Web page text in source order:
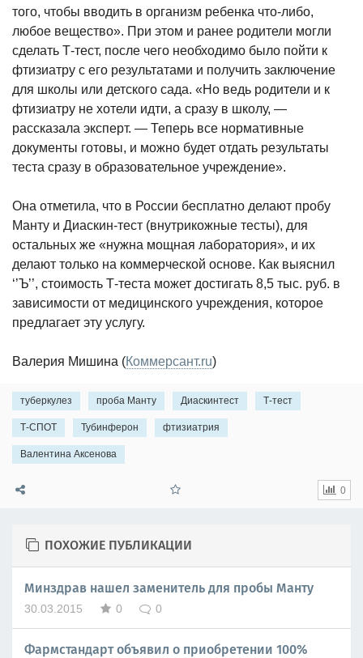
того, чтобы вводить в организм ребенка что-либо,
любое вещество». При этом и ранее родители могли
сделать Т-тест, после чего необходимо было пойти к
фтизиатру с его результатами и получить заключение
для школы или детского сада. «Но ведь родители и к
фтизиатру не хотели идти, а сразу в школу, —
рассказала эксперт. — Теперь все нормативные
документы готовы, и можно будет отдать результаты
теста сразу в образовательное учреждение».
Она отметила, что в России бесплатно делают пробу
Манту и Диаскин-тест (внутрикожные тесты), для
остальных же «нужна мощная лаборатория», и их
делают только на коммерческой основе. Как выяснил
‘’Ъ’’, стоимость Т-теста может достигать 8,5 тыс. руб. в
зависимости от медицинского учреждения, которое
предлагает эту услугу.
Валерия Мишина (Коммерсант.ru)
туберкулез проба Манту Диаскинтест Т-тест
Т-СПОТ Тубинферон фтизиатрия
Валентина Аксенова
0
ПОХОЖИЕ ПУБЛИКАЦИИ
Минздрав нашел заменитель для пробы Манту
30.03.2015 0 0
Фармстандарт объявил о приобретении 100%